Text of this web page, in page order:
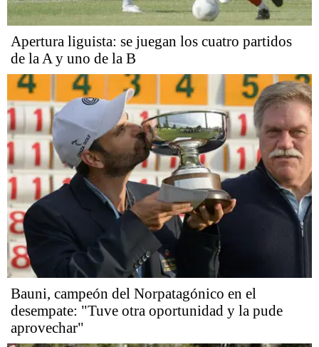
Apertura liguista: se juegan los cuatro partidos
de la A y uno de la B
Bauni, campeón del Norpatagónico en el
desempate: "Tuve otra oportunidad y la pude
aprovechar"